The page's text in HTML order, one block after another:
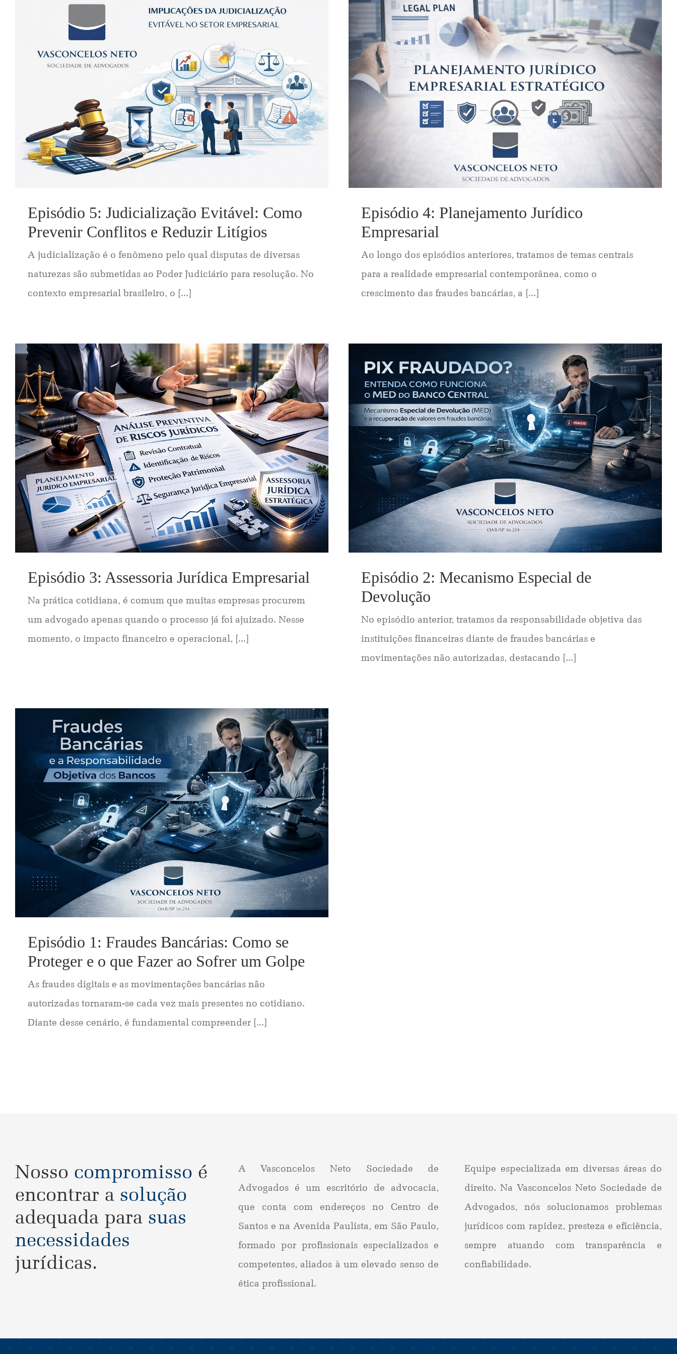
Episódio 5: Judicialização Evitável: Como Prevenir
Conflitos e Reduzir Litígios
Episódio 5: Judicialização Evitável: Como
Prevenir Conflitos e Reduzir Litígios
A judicialização é o fenômeno pelo qual disputas de diversas
naturezas são submetidas ao Poder Judiciário para resolução. No
contexto empresarial brasileiro, o [...]
Episódio 4: Planejamento Jurídico Empresarial
Episódio 4: Planejamento Jurídico
Empresarial
Ao longo dos episódios anteriores, tratamos de temas centrais
para a realidade empresarial contemporânea, como o
crescimento das fraudes bancárias, a [...]
Episódio 3: Assessoria Jurídica Empresarial
Episódio 3: Assessoria Jurídica Empresarial
Na prática cotidiana, é comum que muitas empresas procurem
um advogado apenas quando o processo já foi ajuizado. Nesse
momento, o impacto financeiro e operacional, [...]
Episódio 2: Mecanismo Especial de Devolução
Episódio 2: Mecanismo Especial de
Devolução
No episódio anterior, tratamos da responsabilidade objetiva das
instituições financeiras diante de fraudes bancárias e
movimentações não autorizadas, destacando [...]
Episódio 1: Fraudes Bancárias: Como se Proteger e o que
Fazer ao Sofrer um Golpe
Episódio 1: Fraudes Bancárias: Como se
Proteger e o que Fazer ao Sofrer um Golpe
As fraudes digitais e as movimentações bancárias não
autorizadas tornaram-se cada vez mais presentes no cotidiano.
Diante desse cenário, é fundamental compreender [...]
Nosso compromisso é
encontrar a solução
adequada para suas
necessidades
jurídicas.
A Vasconcelos Neto Sociedade de
Advogados é um escritório de advocacia,
que conta com endereços no Centro de
Santos e na Avenida Paulista, em São Paulo,
formado por profissionais especializados e
competentes, aliados à um elevado senso de
ética profissional.
Equipe especializada em diversas áreas do
direito. Na Vasconcelos Neto Sociedade de
Advogados, nós solucionamos problemas
jurídicos com rapidez, presteza e eficiência,
sempre atuando com transparência e
confiabilidade.